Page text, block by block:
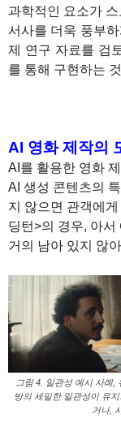
과학적인 요소가
서사를 더욱 풍부
제 연구 자료를 검
를 통해 구현하는
AI 영화 제작의
AI를 활용한 영화
AI 생성 콘텐츠의
지 않으면 관객에
딩턴>의 경우, 아서
거의 남아 있지 않
그림 4. 일관성 예시 사례,
방의 세밀한 일관성이 유
거나,